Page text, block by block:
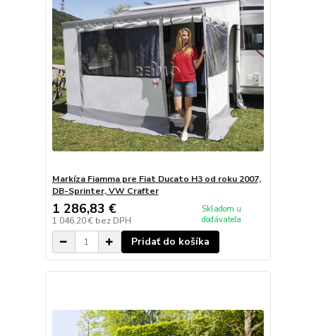
Markíza Fiamma pre Fiat Ducato H3 od roku 2007,
DB-Sprinter, VW Crafter
1 286,83 €
1 046,20 € bez DPH
Skladom u
dodávateľa
Pridať do košíka